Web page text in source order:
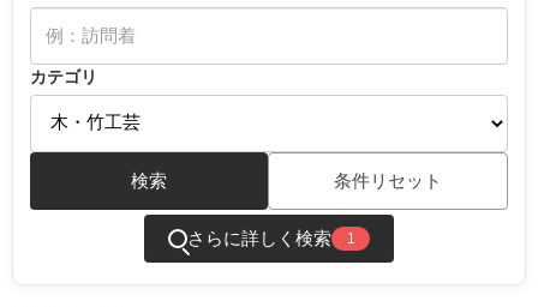
カテゴリ
検索 条件リセット
さらに詳しく検索 1